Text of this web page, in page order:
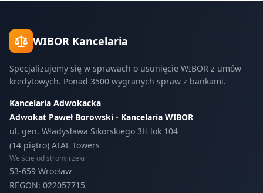
WIBOR Kancelaria
Specjalizujemy się w sprawach o usunięcie WIBOR z umów
kredytowych. Ponad 3500 wygranych spraw z bankami.
Kancelaria Adwokacka
Adwokat Paweł Borowski - Kancelaria WIBOR
ul. gen. Władysława Sikorskiego 3H lok 104
(14 piętro) ATAL Towers
Wejście od strony rzeki
53-659 Wrocław
REGON: 022057715